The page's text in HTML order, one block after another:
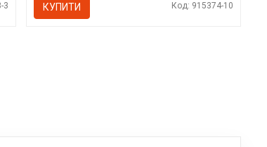
3 КУПИТИ Код: 915374-10